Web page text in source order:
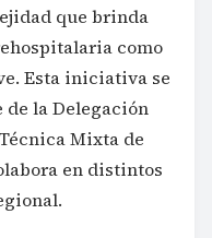
que brinda
como
Esta iniciativa se
de la Delegación
Mixta de
en distintos